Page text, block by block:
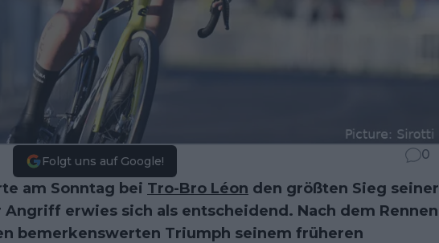
Folgt uns auf Google! 0
am Sonntag bei Tro-Bro Léon den größten Sieg seiner
Angriff erwies sich als entscheidend. Nach dem Rennen
bemerkenswerten Triumph seinem früheren